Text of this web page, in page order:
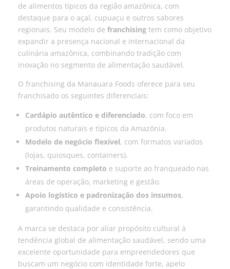
de alimentos típicos da região amazônica, com
destaque para o açaí, cupuaçu e outros sabores
regionais. Seu modelo de franchisingtem como objetivo
expandir a presença nacional e internacional da
culinária amazônica, combinando tradição com
inovação no segmento de alimentação saudável.
O franchising da Manauara Foods oferece para seu
franchisado os seguintes diferenciais:
Cardápio autêntico e diferenciado, com foco em
produtos naturais e típicos da Amazônia.
Modelo de negócio flexível, com formatos variados
(lojas, quiosques, containers).
Treinamento completo e suporte ao franqueado nas
áreas de operação, marketing e gestão.
Apoio logístico e padronização dos insumos,
garantindo qualidade e consistência.
A marca se destaca por aliar propósito cultural à
tendência global de alimentação saudável, sendo uma
excelente oportunidade para empreendedores que
buscam um negócio com identidade forte, apelo